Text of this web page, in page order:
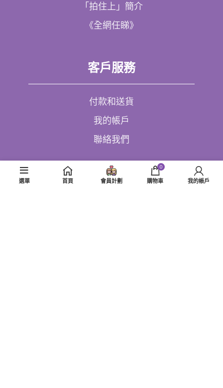
「拍住上」簡介
《全網任睇》
客戶服務
付款和送貨
我的帳戶
聯絡我們
資料查詢
選單 首頁 會員計劃
0
購物車 我的帳戶